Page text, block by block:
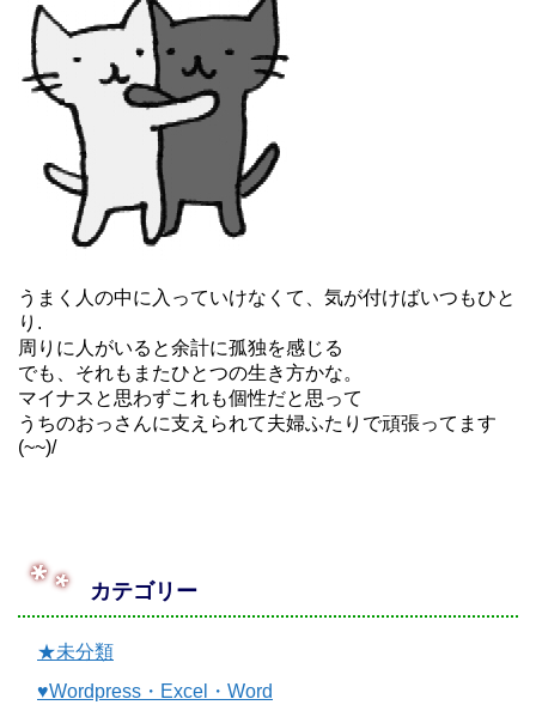
うまく人の中に入っていけなくて、気が付けばいつもひと
り.
周りに人がいると余計に孤独を感じる
でも、それもまたひとつの生き方かな。
マイナスと思わずこれも個性だと思って
うちのおっさんに支えられて夫婦ふたりで頑張ってます
(~~)/
カテゴリー
★未分類
♥Wordpress・Excel・Word